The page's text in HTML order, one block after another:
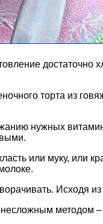
достаточно
торта из
нужных
или муку, или
Исходя из
методом